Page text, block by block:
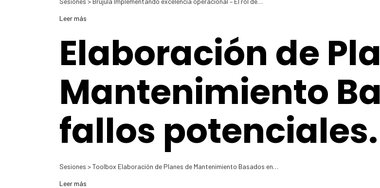
Leer más
Elaboración de
Mantenimiento
fallos potenciales.
Sesiones > Toolbox Elaboración de Planes de Mantenimiento Basados en…
Leer más